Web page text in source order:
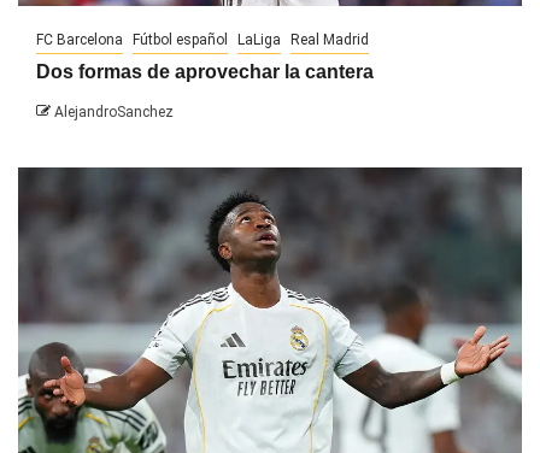
FC Barcelona Fútbol español LaLiga Real Madrid
Dos formas de aprovechar la cantera
AlejandroSanchez